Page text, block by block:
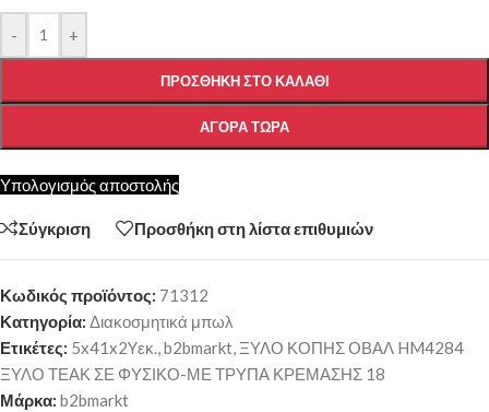
- +
ΠΡΟΣΘΉΚΗ ΣΤΟ ΚΑΛΆΘΙ
ΑΓΟΡΆ ΤΏΡΑ
Υπολογισμός αποστολής
Σύγκριση Προσθήκη στη λίστα επιθυμιών
Κωδικός προϊόντος: 71312
Κατηγορία: Διακοσμητικά μπωλ
Ετικέτες: 5x41x2Yεκ.,b2bmarkt, ΞΥΛΟ ΚΟΠΗΣ ΟΒΑΛ HM4284
ΞΥΛΟ ΤΕΑΚ ΣΕ ΦΥΣΙΚΟ-ΜΕ ΤΡΥΠΑ ΚΡΕΜΑΣΗΣ 18
Μάρκα: b2bmarkt